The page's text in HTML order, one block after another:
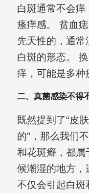
白斑通常不会
瘙痒感。 贫血
先天性的，通常
白斑的形态。
痒，可能是多种
二、真菌感染不得
既然提到了“皮
的”，那么我们
和花斑癣，都属
候潮湿的地方，
不仅会引起白斑